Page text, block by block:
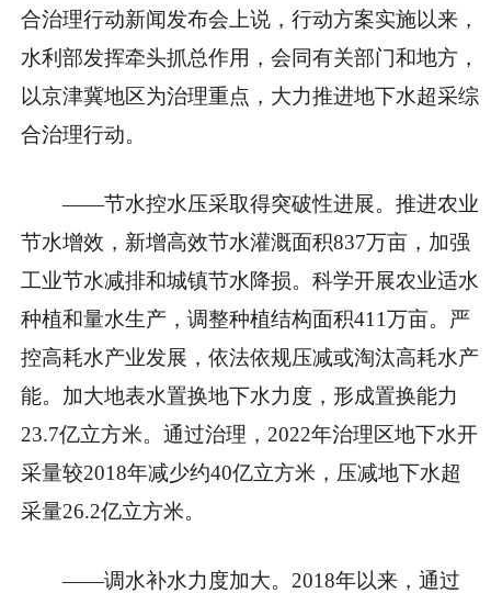
合治理行动新闻发布会上说，行动方案实施以来，
水利部发挥牵头抓总作用，会同有关部门和地方，
以京津冀地区为治理重点，大力推进地下水超采综
合治理行动。
——节水控水压采取得突破性进展。推进农业
节水增效，新增高效节水灌溉面积837万亩，加强
工业节水减排和城镇节水降损。科学开展农业适水
种植和量水生产，调整种植结构面积411万亩。严
控高耗水产业发展，依法依规压减或淘汰高耗水产
能。加大地表水置换地下水力度，形成置换能力
23.7亿立方米。通过治理，2022年治理区地下水开
采量较2018年减少约40亿立方米，压减地下水超
采量26.2亿立方米。
——调水补水力度加大。2018年以来，通过